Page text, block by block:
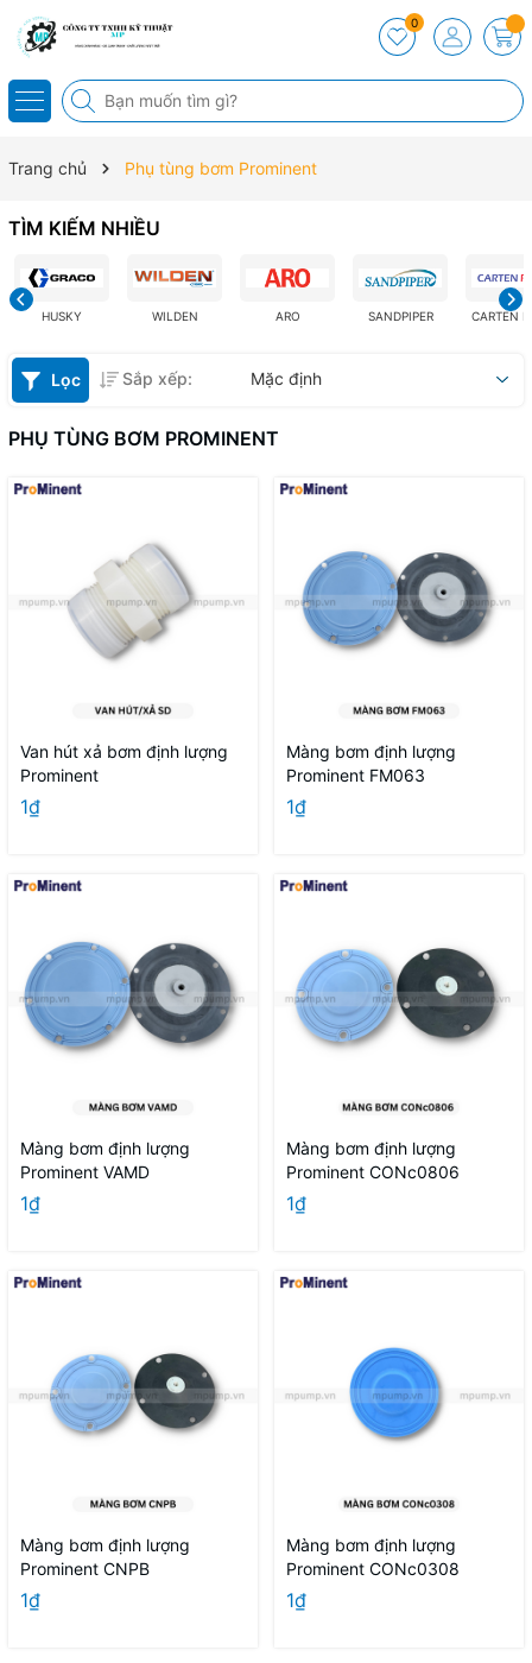
0
Trang chủ Phụ tùng bơm Prominent
TÌM KIẾM NHIỀU
HUSKY WILDEN ARO SANDPIPER CARTEN
Lọc Sắp xếp: Mặc định
PHỤ TÙNG BƠM PROMINENT
Van hút xả bơm định lượng
Prominent
1₫
Màng bơm định lượng
Prominent FM063
1₫
Màng bơm định lượng
Prominent VAMD
1₫
Màng bơm định lượng
Prominent CONc0806
1₫
Màng bơm định lượng
Prominent CNPB
1₫
Màng bơm định lượng
Prominent CONc0308
1₫